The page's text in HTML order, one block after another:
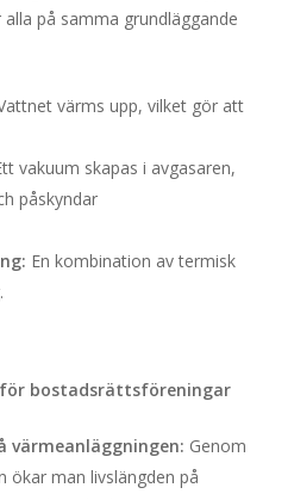
på samma grundläggande
värms upp, vilket gör att
vakuum skapas i avgasaren,
påskyndar
En kombination av termisk
för bostadsrättsföreningar
värmeanläggningen: Genom
ökar man livslängden på